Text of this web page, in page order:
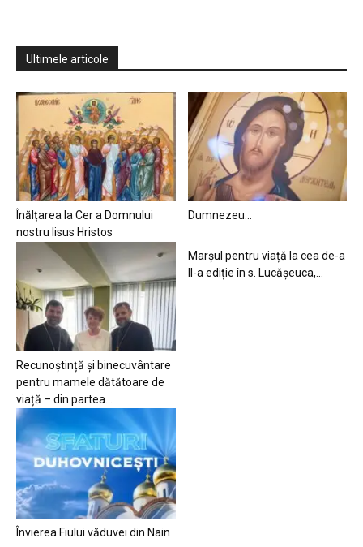
Ultimele articole
Înălțarea la Cer a Domnului
nostru Iisus Hristos
Dumnezeu…
Recunoștință și binecuvântare
pentru mamele dătătoare de
viață – din partea...
Marșul pentru viață la cea de-a
II-a ediție în s. Lucășeuca,...
Învierea Fiului văduvei din Nain